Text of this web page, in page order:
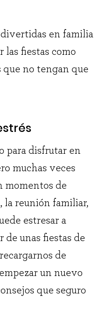
en familia
las fiestas como
que no tengan que
para disfrutar en
muchas veces
momentos de
la reunión familiar,
estresar a
de unas fiestas de
de
un nuevo
que seguro